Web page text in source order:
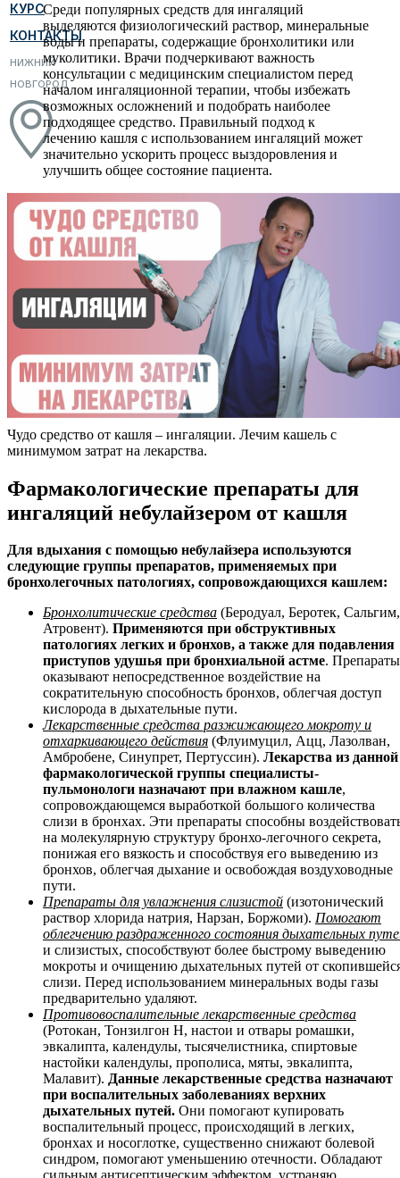
КУРС
КОНТАКТЫ
НИЖНИЙ
НОВГОРОД
Среди популярных средств для ингаляций
выделяются физиологический раствор, минеральные
воды и препараты, содержащие бронхолитики или
муколитики. Врачи подчеркивают важность
консультации с медицинским специалистом перед
началом ингаляционной терапии, чтобы избежать
возможных осложнений и подобрать наиболее
подходящее средство. Правильный подход к
лечению кашля с использованием ингаляций может
значительно ускорить процесс выздоровления и
улучшить общее состояние пациента.
Чудо средство от кашля – ингаляции. Лечим кашель с
минимумом затрат на лекарства.
Фармакологические препараты для
ингаляций небулайзером от кашля
Для вдыхания с помощью небулайзера используются
следующие группы препаратов, применяемых при
бронхолегочных патологиях, сопровождающихся кашлем:
Бронхолитические средства (Беродуал, Беротек, Сальгим,
Атровент). Применяются при обструктивных
патологиях легких и бронхов, а также для подавления
приступов удушья при бронхиальной астме. Препараты
оказывают непосредственное воздействие на
сократительную способность бронхов, облегчая доступ
кислорода в дыхательные пути.
Лекарственные средства разжижающего мокроту и
отхаркивающего действия (Флуимуцил, Ацц, Лазолван,
Амбробене, Синупрет, Пертуссин). Лекарства из данной
фармакологической группы специалисты-
пульмонологи назначают при влажном кашле,
сопровождающемся выработкой большого количества
слизи в бронхах. Эти препараты способны
на молекулярную структуру бронхо-легочного секрета,
понижая его вязкость и способствуя его выведению из
бронхов, облегчая дыхание и освобождая воздуховодные
пути.
Препараты для увлажнения слизистой (изотонический
раствор хлорида натрия, Нарзан, Боржоми). Помогают
облегчению раздраженного состояния дыхательных
и слизистых, способствуют более быстрому выведению
мокроты и очищению дыхательных путей от
слизи. Перед использованием минеральных воды газы
предварительно удаляют.
Противовоспалительные лекарственные средства
(Ротокан, Тонзилгон Н, настои и отвары ромашки,
эвкалипта, календулы, тысячелистника, спиртовые
настойки календулы, прополиса, мяты, эвкалипта,
Малавит). Данные лекарственные средства назначают
при воспалительных заболеваниях верхних
дыхательных путей. Они помогают купировать
воспалительный процесс, происходящий в легких,
бронхах и носоглотке, существенно снижают болевой
синдром, помогают уменьшению отечности. Обладают